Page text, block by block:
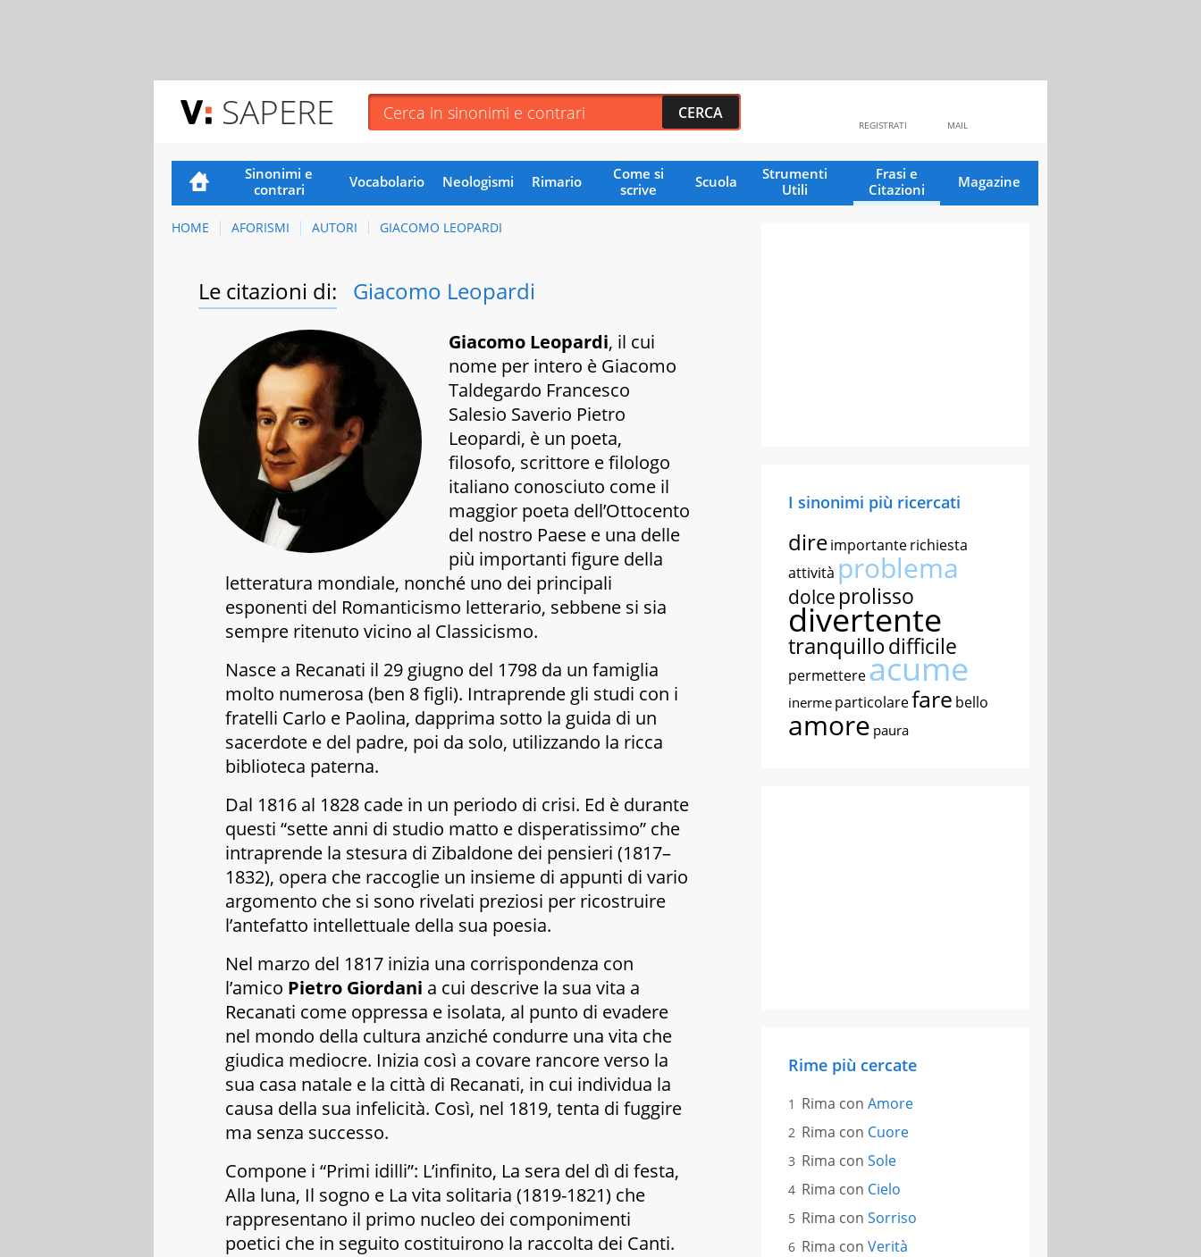
SAPERE MAIL
REGISTRATI
Sinonimi e
contrari
Vocabolario Neologismi Rimario
Come si
scrive
Scuola
Strumenti
Utili
Frasi e
Citazioni
Magazine
HOME AFORISMI AUTORI GIACOMO LEOPARDI
Le citazioni di: Giacomo Leopardi
Giacomo Leopardi, il cui
nome per intero è Giacomo
Taldegardo Francesco
Salesio Saverio Pietro
Leopardi, è un poeta,
filosofo, scrittore e filologo
italiano conosciuto come il
maggior poeta dell’Ottocento
del nostro Paese e una delle
più importanti figure della
letteratura mondiale, nonché uno dei principali
esponenti del Romanticismo letterario, sebbene si sia
sempre ritenuto vicino al Classicismo.
Nasce a Recanati il 29 giugno del 1798 da un famiglia
molto numerosa (ben 8 figli). Intraprende gli studi con i
fratelli Carlo e Paolina, dapprima sotto la guida di un
sacerdote e del padre, poi da solo, utilizzando la ricca
biblioteca paterna.
Dal 1816 al 1828 cade in un periodo di crisi. Ed è durante
questi “sette anni di studio matto e disperatissimo” che
intraprende la stesura di Zibaldone dei pensieri (1817–
1832), opera che raccoglie un insieme di appunti di vario
argomento che si sono rivelati preziosi per ricostruire
l’antefatto intellettuale della sua poesia.
Nel marzo del 1817 inizia una corrispondenza con
l’amico Pietro Giordani a cui descrive la sua vita a
Recanati come oppressa e isolata, al punto di evadere
nel mondo della cultura anziché condurre una vita che
giudica mediocre. Inizia così a covare rancore verso la
sua casa natale e la città di Recanati, in cui individua la
causa della sua infelicità. Così, nel 1819, tenta di fuggire
ma senza successo.
Compone i “Primi idilli”: L’infinito, La sera del dì di festa,
Alla luna, Il sogno e La vita solitaria (1819-1821) che
rappresentano il primo nucleo dei componimenti
poetici che in seguito costituirono la raccolta dei Canti.
I sinonimi più ricercati
direimportanterichiesta
attività problema
dolce prolisso
divertente
tranquillodifficile
permettereacume
inerme particolarefare bello
amore paura
Rime più cercate
Rima con Amore
Rima con Cuore
Rima con Sole
Rima con Cielo
Rima con Sorriso
Rima con Verità